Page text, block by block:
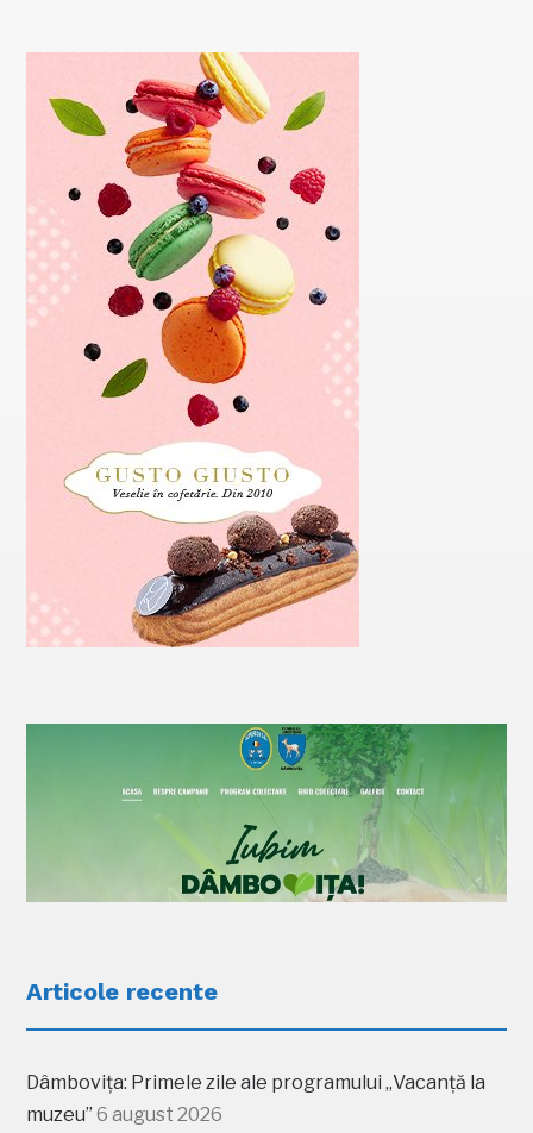
Articole recente
Dâmbovița: Primele zile ale programului „Vacanță la
muzeu” 6 august 2026